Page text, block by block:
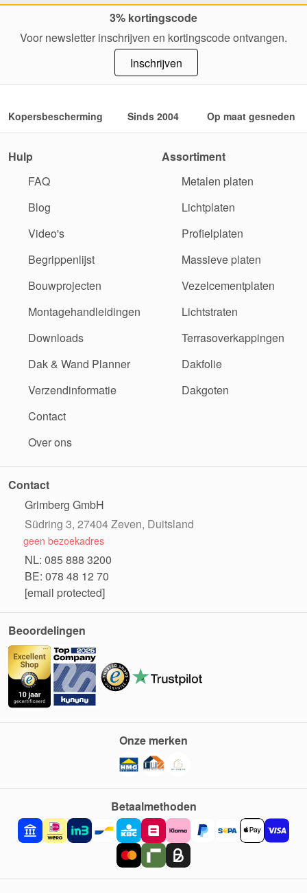
3% kortingscode
Voor newsletter inschrijven en kortingscode ontvangen.
Inschrijven
Kopersbescherming Sinds 2004 Op maat gesneden
Hulp
FAQ
Blog
Video's
Begrippenlijst
Bouwprojecten
Montagehandleidingen
Downloads
Dak & Wand Planner
Verzendinformatie
Contact
Over ons
Assortiment
Metalen platen
Lichtplaten
Profielplaten
Massieve platen
Vezelcementplaten
Lichtstraten
Terrasoverkappingen
Dakfolie
Dakgoten
Contact
Grimberg GmbH
Südring 3, 27404 Zeven, Duitsland
geen bezoekadres
NL: 085 888 3200
BE: 078 48 12 70
[email protected]
Beoordelingen
Betaalmethoden
Onze merken